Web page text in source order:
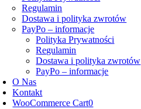
Regulamin
Dostawa i polityka zwrotów
PayPo – informacje
Polityka Prywatności
Regulamin
Dostawa i polityka zwrotów
PayPo – informacje
O Nas
Kontakt
WooCommerce Cart0